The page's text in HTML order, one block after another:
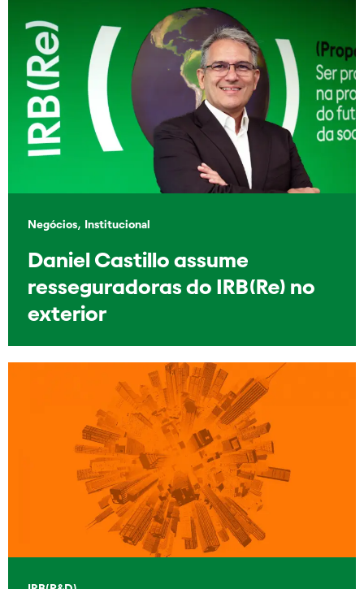
Negócios, Institucional
Daniel Castillo assume
resseguradoras do IRB(Re) no
exterior